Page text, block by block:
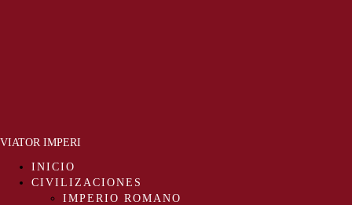
VIATOR IMPERI
INICIO
CIVILIZACIONES
IMPERIO ROMANO